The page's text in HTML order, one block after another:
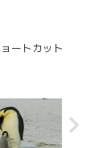
ートカット